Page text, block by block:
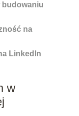
budowaniu
na
LinkedIn
w